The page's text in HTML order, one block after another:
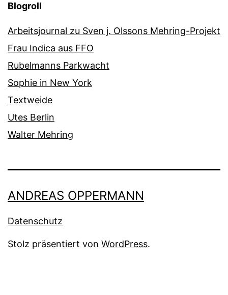
Blogroll
Arbeitsjournal zu Sven j. Olssons Mehring-Projekt
Frau Indica aus FFO
Rubelmanns Parkwacht
Sophie in New York
Textweide
Utes Berlin
Walter Mehring
ANDREAS OPPERMANN
Datenschutz
Stolz präsentiert von WordPress.